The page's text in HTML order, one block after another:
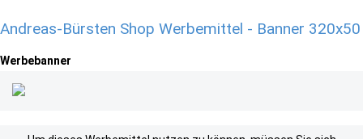
Andreas-Bürsten Shop Werbemittel - Banner 320x50
Werbebanner